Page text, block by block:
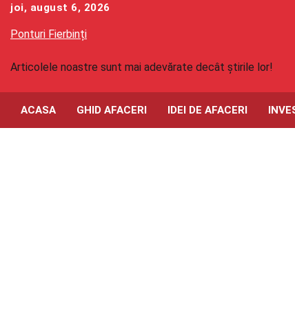
Skip
content
joi, august 6, 2026
Ponturi Fierbinți
Articolele noastre sunt mai adevărate decât știrile lor!
ACASA GHID AFACERI IDEI DE AFACERI